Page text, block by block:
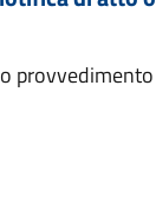
provvedimento